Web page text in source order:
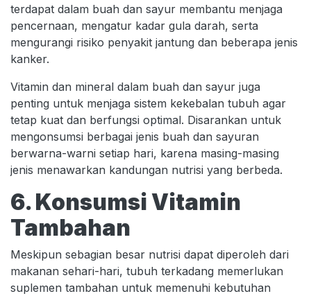
terdapat dalam buah dan sayur membantu menjaga
pencernaan, mengatur kadar gula darah, serta
mengurangi risiko penyakit jantung dan beberapa jenis
kanker.
Vitamin dan mineral dalam buah dan sayur juga
penting untuk menjaga sistem kekebalan tubuh agar
tetap kuat dan berfungsi optimal. Disarankan untuk
mengonsumsi berbagai jenis buah dan sayuran
berwarna-warni setiap hari, karena masing-masing
jenis menawarkan kandungan nutrisi yang berbeda.
6. Konsumsi Vitamin
Tambahan
Meskipun sebagian besar nutrisi dapat diperoleh dari
makanan sehari-hari, tubuh terkadang memerlukan
suplemen tambahan untuk memenuhi kebutuhan